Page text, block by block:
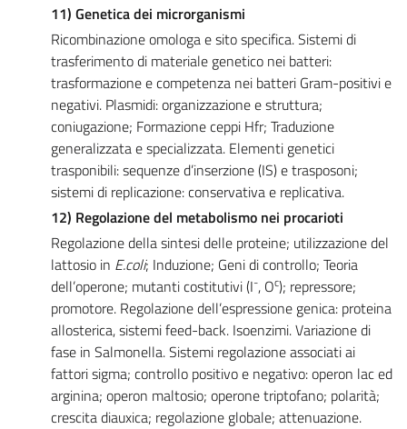
11) Genetica dei microrganismi
Ricombinazione omologa e sito specifica. Sistemi di
trasferimento di materiale genetico nei batteri:
trasformazione e competenza nei batteri Gram-positivi e
negativi. Plasmidi: organizzazione e struttura;
coniugazione; Formazione ceppi Hfr; Traduzione
generalizzata e specializzata. Elementi genetici
trasponibili: sequenze d’inserzione (IS) e trasposoni;
sistemi di replicazione: conservativa e replicativa.
12) Regolazione del metabolismo nei procarioti
Regolazione della sintesi delle proteine; utilizzazione del
lattosio in E.coli; Induzione; Geni di controllo; Teoria
dell’operone; mutanti costitutivi (I-, Oc); repressore;
promotore. Regolazione dell’espressione genica: proteina
allosterica, sistemi feed-back. Isoenzimi. Variazione di
fase in Salmonella. Sistemi regolazione associati ai
fattori sigma; controllo positivo e negativo: operon lac ed
arginina; operon maltosio; operone triptofano; polarità;
crescita diauxica; regolazione globale; attenuazione.